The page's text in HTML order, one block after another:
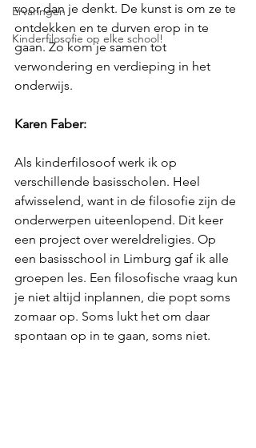
Ervaringen
Kinderfilosofie op elke school!
voor dan je denkt. De kunst is om ze te
ontdekken en te durven erop in te
gaan. Zo kom je samen tot
verwondering en verdieping in het
onderwijs.
Karen Faber:
Als kinderfilosoof werk ik op
verschillende basisscholen. Heel
afwisselend, want in de filosofie zijn de
onderwerpen uiteenlopend. Dit keer
een project over wereldreligies. Op
een basisschool in Limburg gaf ik alle
groepen les. Een filosofische vraag kun
je niet altijd inplannen, die popt soms
zomaar op. Soms lukt het om daar
spontaan op in te gaan, soms niet.